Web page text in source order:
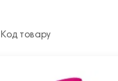
Код товару